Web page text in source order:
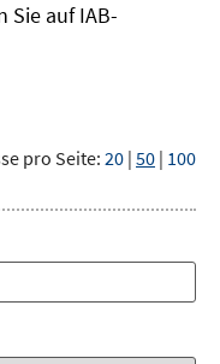
Sie auf IAB-
pro Seite:20 | 50 | 100